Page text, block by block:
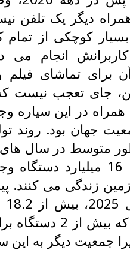
دیگر یک تلفن
کوچکی از تمام
انجام می
برای تماشای
زندگی می کنند.
داشته باشد که